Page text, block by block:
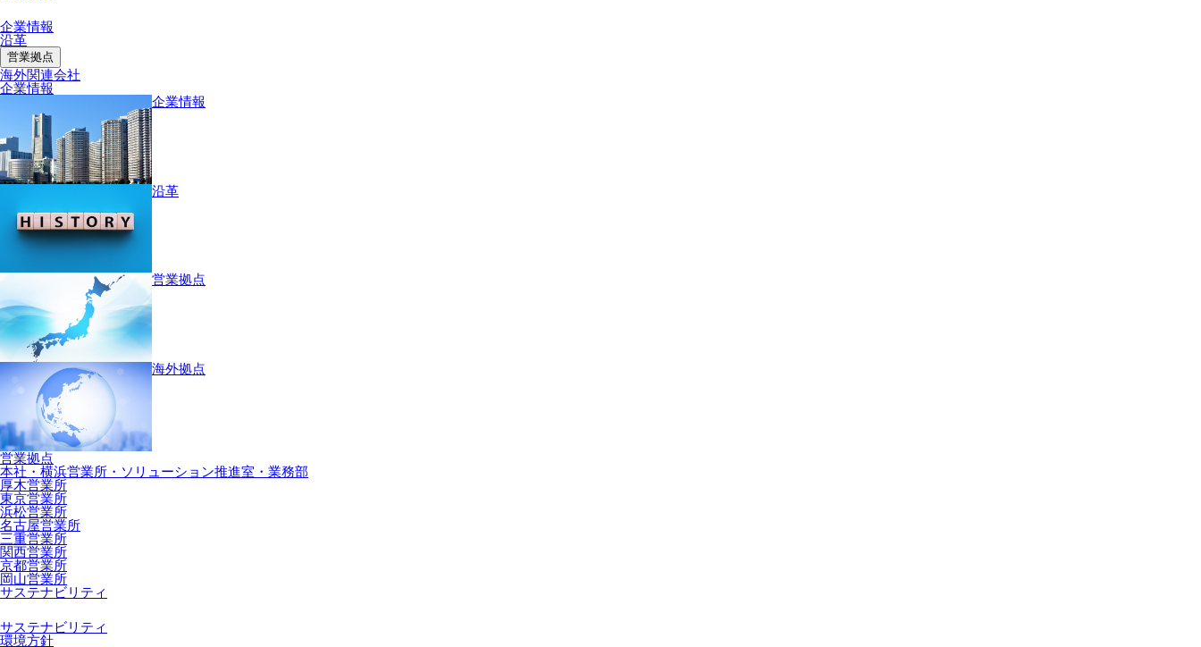
企業情報
沿革
営業拠点
海外関連会社
企業情報
企業情報
沿革
営業拠点
海外拠点
営業拠点
本社・横浜営業所・ソリューション推進室・業務部
厚木営業所
東京営業所
浜松営業所
名古屋営業所
三重営業所
関西営業所
京都営業所
岡山営業所
サステナビリティ
サステナビリティ
環境方針